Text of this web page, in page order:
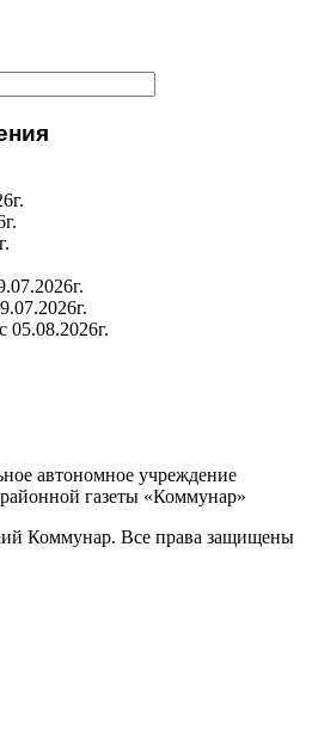
автономное учреждение
газеты «Коммунар»
Коммунар. Все права защищены